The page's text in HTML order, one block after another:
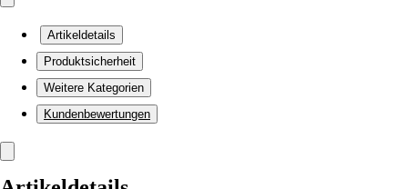
Artikeldetails
Produktsicherheit
Weitere Kategorien
Kundenbewertungen